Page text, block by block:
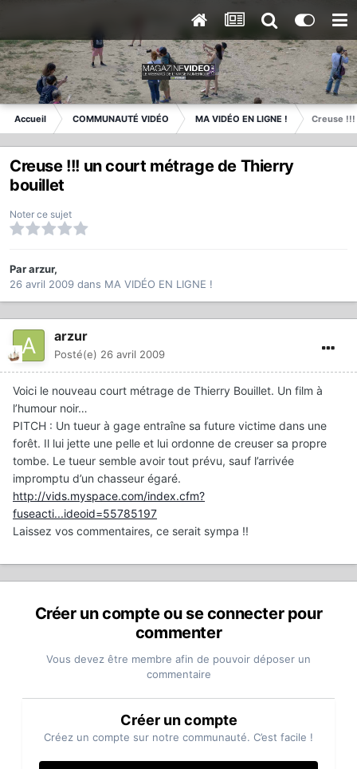
Accueil COMMUNAUTÉ VIDÉO MA VIDÉO EN LIGNE ! Creuse
Creuse !!! un court métrage de Thierry
bouillet
Noter ce sujet
Pararzur,
26 avril 2009 dans MA VIDÉO EN LIGNE !
arzur
Posté(e) 26 avril 2009
Voici le nouveau court métrage de Thierry Bouillet. Un film à
l’humour noir…
PITCH : Un tueur à gage entraîne sa future victime dans une
forêt. Il lui jette une pelle et lui ordonne de creuser sa propre
tombe. Le tueur semble avoir tout prévu, sauf l’arrivée
impromptu d’un chasseur égaré.
http://vids.myspace.com/index.cfm?
fuseacti...ideoid=55785197
Laissez vos commentaires, ce serait sympa !!
Créer un compte ou se connecter pour
commenter
Vous devez être membre afin de pouvoir déposer un
commentaire
Créer un compte
Créez un compte sur notre communauté. C’est facile !